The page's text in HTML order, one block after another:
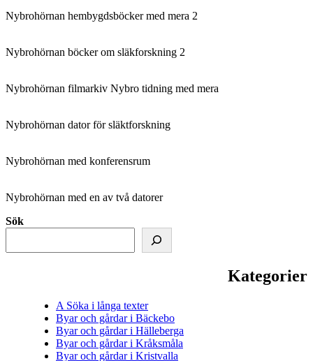
Nybrohörnan hembygdsböcker med mera 2
Nybrohörnan böcker om släkforskning 2
Nybrohörnan filmarkiv Nybro tidning med mera
Nybrohörnan dator för släktforskning
Nybrohörnan med konferensrum
Nybrohörnan med en av två datorer
Sök
Kategorier
A Söka i långa texter
Byar och gårdar i Bäckebo
Byar och gårdar i Hälleberga
Byar och gårdar i Kråksmåla
Byar och gårdar i Kristvalla